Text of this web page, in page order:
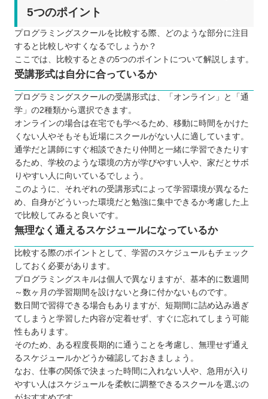
5つのポイント
プログラミングスクールを比較する際、どのような部分に注目
すると比較しやすくなるでしょうか？
ここでは、比較するときの5つのポイントについて解説します。
受講形式は自分に合っているか
プログラミングスクールの受講形式は、「オンライン」と「通
学」の2種類から選択できます。
オンラインの場合は在宅でも学べるため、移動に時間をかけた
くない人やそもそも近場にスクールがない人に適しています。
通学だと講師にすぐ相談できたり仲間と一緒に学習できたりす
るため、学校のような環境の方が学びやすい人や、家だとサボ
りやすい人に向いているでしょう。
このように、それぞれの受講形式によって学習環境が異なるた
め、自身がどういった環境だと勉強に集中できるか考慮した上
で比較してみると良いです。
無理なく通えるスケジュールになっているか
比較する際のポイントとして、学習のスケジュールもチェック
しておく必要があります。
プログラミングスキルは個人で異なりますが、基本的に数週間
～数ヶ月の学習期間を設けないと身に付かないものです。
数日間で習得できる場合もありますが、短期間に詰め込み過ぎ
てしまうと学習した内容が定着せず、すぐに忘れてしまう可能
性もあります。
そのため、ある程度長期的に通うことを考慮し、無理せず通え
るスケジュールかどうか確認しておきましょう。
なお、仕事の関係で決まった時間に入れない人や、急用が入り
やすい人はスケジュールを柔軟に調整できるスクールを選ぶの